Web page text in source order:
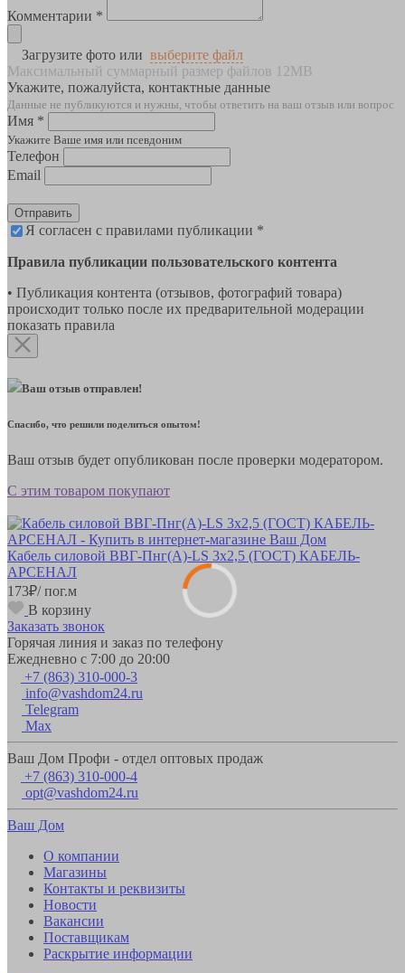
Комментарии *
Загрузите фото или выберите файл
Максимальный суммарный размер файлов 12MB
Укажите, пожалуйста, контактные данные
Данные не публикуются и нужны, чтобы ответить на ваш отзыв или вопрос
Имя *
Укажите Ваше имя или псевдоним
Телефон
Email
Отправить
Я согласен с правилами публикации *
Правила публикации пользовательского контента
• Публикация контента (отзывов, фотографий товара)
происходит только после их предварительной модерации
показать правила
Ваш отзыв отправлен!
Спасибо, что решили поделиться опытом!
Ваш отзыв будет опубликован после проверки модератором.
С этим товаром покупают
Кабель силовой ВВГ-Пнг(А)-LS 3х2,5 (ГОСТ) КАБЕЛЬ-
АРСЕНАЛ
173₽/ пог.м
В корзину
Заказать звонок
Горячая линия и заказ по телефону
Ежедневно с 7:00 до 20:00
+7 (863) 310-000-3
info@vashdom24.ru
Telegram
Max
Ваш Дом Профи - отдел оптовых продаж
+7 (863) 310-000-4
opt@vashdom24.ru
Ваш Дом
О компании
Магазины
Контакты и реквизиты
Новости
Вакансии
Поставщикам
Раскрытие информации